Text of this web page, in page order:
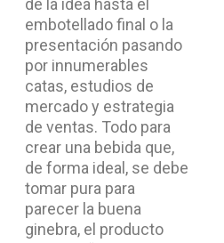
embotellado final o la
presentación pasando
por innumerables
catas, estudios de
mercado y estrategia
de ventas. Todo para
crear una bebida que,
de forma ideal, se debe
tomar pura para
parecer la buena
ginebra, el producto